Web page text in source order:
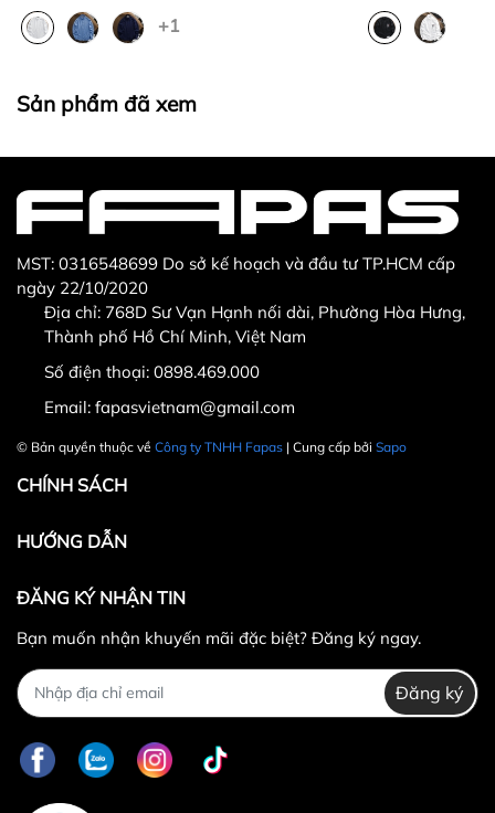
Sản phẩm không đúng với đơn hàng đã đặt
Sản phẩm bị hư hỏng khi nhìn bằng mắt thường
Hotline CSKH: 090 376 9205
Fanpage:FACEBOOK.COM/FAPAS.VN
+1
Sản phẩm đã xem
MST: 0316548699 Do sở kế hoạch và đầu tư TP.HCM cấp
ngày 22/10/2020
Địa chỉ: 768D Sư Vạn Hạnh nối dài, Phường Hòa Hưng,
Thành phố Hồ Chí Minh, Việt Nam
Số điện thoại: 0898.469.000
Email: fapasvietnam@gmail.com
© Bản quyền thuộc về Công ty TNHH Fapas | Cung cấp bởi Sapo
CHÍNH SÁCH
HƯỚNG DẪN
ĐĂNG KÝ NHẬN TIN
Bạn muốn nhận khuyến mãi đặc biệt? Đăng ký ngay.
Đăng ký